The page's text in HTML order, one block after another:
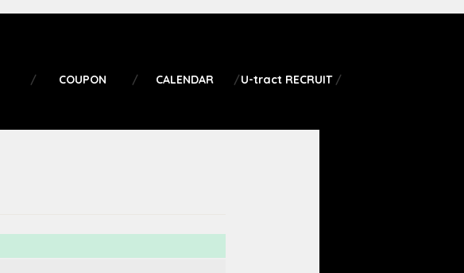
COUPON CALENDAR U-tract RECRUIT